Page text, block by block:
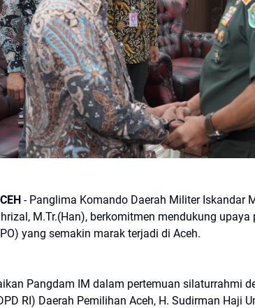
- Panglima Komando Daerah Militer Iskandar
M.Tr.(Han), berkomitmen mendukung
yang semakin marak terjadi di Aceh.
Pangdam IM dalam pertemuan silaturrahmi
RI) Daerah Pemilihan Aceh, H. Sudirman Haji